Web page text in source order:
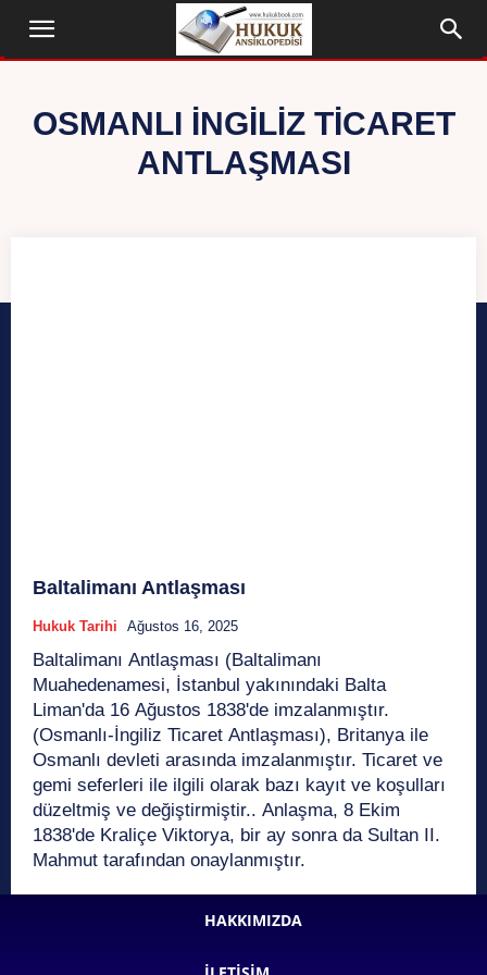
OSMANLI İNGILIZ TICARET
ANTLAŞMASI
Baltalimanı Antlaşması
Hukuk Tarihi Ağustos 16, 2025
Baltalimanı Antlaşması (Baltalimanı
Muahedenamesi, İstanbul yakınındaki Balta
Liman'da 16 Ağustos 1838'de imzalanmıştır.
(Osmanlı-İngiliz Ticaret Antlaşması), Britanya ile
Osmanlı devleti arasında imzalanmıştır. Ticaret ve
gemi seferleri ile ilgili olarak bazı kayıt ve koşulları
düzeltmiş ve değiştirmiştir.. Anlaşma, 8 Ekim
1838'de Kraliçe Viktorya, bir ay sonra da Sultan II.
Mahmut tarafından onaylanmıştır.
HAKKIMIZDA